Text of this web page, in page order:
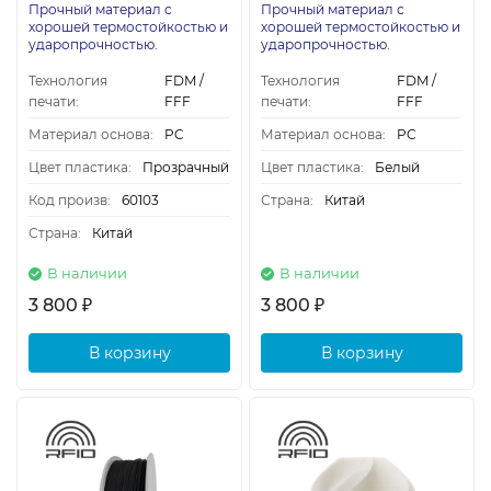
Прочный материал с
хорошей термостойкостью и
ударопрочностью.
Технология
печати:
FDM /
FFF
Материал основа:
PC
Цвет пластика:
Прозрачный
Код произв:
60103
Страна:
Китай
В наличии
3 800 ₽
В корзину
Прочный материал с
хорошей термостойкостью и
ударопрочностью.
Технология
печати:
FDM /
FFF
Материал основа:
PC
Цвет пластика:
Белый
Страна:
Китай
В наличии
3 800 ₽
В корзину